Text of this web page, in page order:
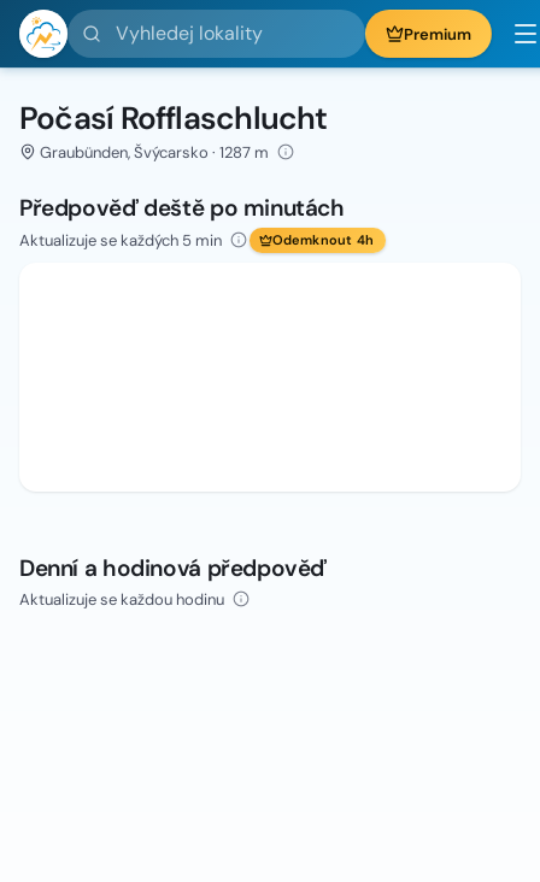
Vyhledej lokality Premium
Počasí Rofflaschlucht
Graubünden, Švýcarsko · 1287 m
Předpověď deště po minutách
Aktualizuje se každých 5 min Odemknout 4h
Denní a hodinová předpověď
Aktualizuje se každou hodinu